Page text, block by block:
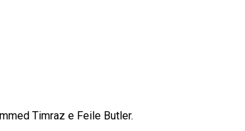
Timraz e Feile Butler.